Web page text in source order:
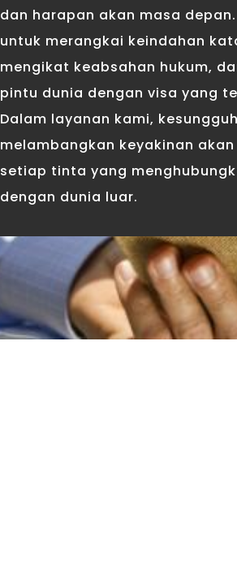
dan harapan akan masa
untuk merangkai keindahan
mengikat keabsahan hukum,
pintu dunia dengan visa yang
Dalam layanan kami,
melambangkan keyakinan
setiap tinta yang
dengan dunia luar.